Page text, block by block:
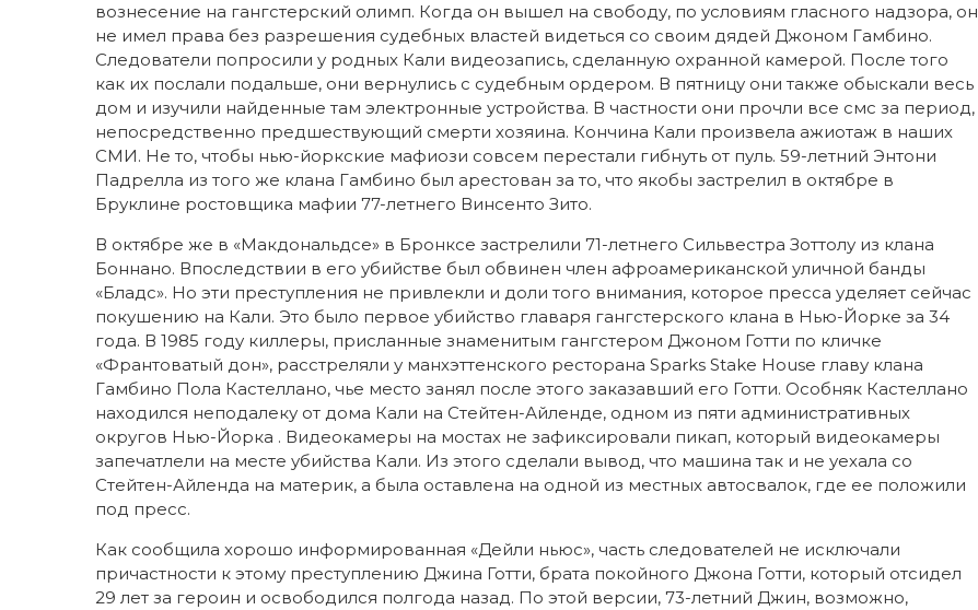
вознесение на гангстерский олимп. Когда он вышел на свободу, по условиям гласного надзора, он
не имел права без разрешения судебных властей видеться со своим дядей Джоном Гамбино.
Следователи попросили у родных Кали видеозапись, сделанную охранной камерой. После того
как их послали подальше, они вернулись с судебным ордером. В пятницу они также обыскали весь
дом и изучили найденные там электронные устройства. В частности они прочли все смс за период,
непосредственно предшествующий смерти хозяина. Кончина Кали произвела ажиотаж в наших
СМИ. Не то, чтобы нью-йоркские мафиози совсем перестали гибнуть от пуль. 59-летний Энтони
Падрелла из того же клана Гамбино был арестован за то, что якобы застрелил в октябре в
Бруклине ростовщика мафии 77-летнего Винсенто Зито.
В октябре же в «Макдональдсе» в Бронксе застрелили 71-летнего Сильвестра Зоттолу из клана
Боннано. Впоследствии в его убийстве был обвинен член афроамериканской уличной банды
«Бладс». Но эти преступления не привлекли и доли того внимания, которое пресса уделяет сейчас
покушению на Кали. Это было первое убийство главаря гангстерского клана в Нью-Йорке за 34
года. В 1985 году киллеры, присланные знаменитым гангстером Джоном Готти по кличке
«Франтоватый дон», расстреляли у манхэттенского ресторана Sparks Stake House главу клана
Гамбино Пола Кастеллано, чье место занял после этого заказавший его Готти. Особняк Кастеллано
находился неподалеку от дома Кали на Стейтен-Айленде, одном из пяти административных
округов Нью-Йорка . Видеокамеры на мостах не зафиксировали пикап, который видеокамеры
запечатлели на месте убийства Кали. Из этого сделали вывод, что машина так и не уехала со
Стейтен-Айленда на материк, а была оставлена на одной из местных автосвалок, где ее положили
под пресс.
Как сообщила хорошо информированная «Дейли ньюс», часть следователей не исключали
причастности к этому преступлению Джина Готти, брата покойного Джона Готти, который отсидел
29 лет за героин и освободился полгода назад. По этой версии, 73-летний Джин, возможно,